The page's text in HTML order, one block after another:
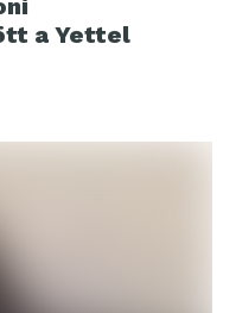
a Yettel